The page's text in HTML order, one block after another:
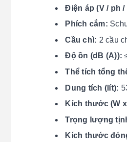
Điện áp (V / ph /
Phích cắm:
Cầu chì: 2 cầu
Độ ồn (dB (A)):
Thể tích tổng
Dung tích (lít):
Kích thước (W
Trọng lượng
Kích thước